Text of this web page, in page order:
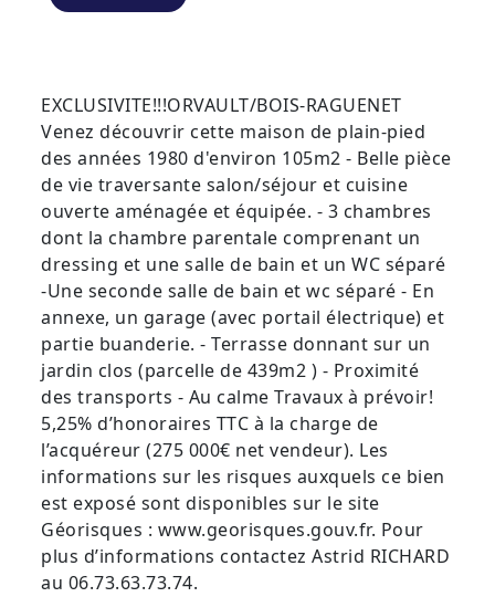
EXCLUSIVITE!!!ORVAULT/BOIS-RAGUENET
Venez découvrir cette maison de plain-pied
des années 1980 d'environ 105m2 - Belle pièce
de vie traversante salon/séjour et cuisine
ouverte aménagée et équipée. - 3 chambres
dont la chambre parentale comprenant un
dressing et une salle de bain et un WC séparé
-Une seconde salle de bain et wc séparé - En
annexe, un garage (avec portail électrique) et
partie buanderie. - Terrasse donnant sur un
jardin clos (parcelle de 439m2 ) - Proximité
des transports - Au calme Travaux à prévoir!
5,25% d’honoraires TTC à la charge de
l’acquéreur (275 000€ net vendeur). Les
informations sur les risques auxquels ce bien
est exposé sont disponibles sur le site
Géorisques : www.georisques.gouv.fr. Pour
plus d’informations contactez Astrid RICHARD
au 06.73.63.73.74.